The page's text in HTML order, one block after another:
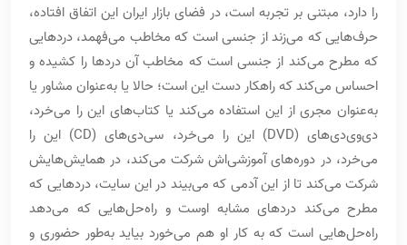
را دارد، مبتنی بر تجربه است، در فضای بازار ایران این اتفاق افتاده،
حرف‌هایی که می‌زند از جنسی است که مخاطب می‌فهمد، دردهایی
که مطرح می‌کند از جنسی است که مخاطب آن دردها را کشیده و
احساس می‌کند که راهکار دست این است؛ حالا یا به‌عنوان مشاور یا
به‌عنوان مجری از این استفاده می‌کند یا کتاب‌های این را می‌خرد،
دی‌وی‌دی‌های (DVD) این را می‌خرد، سی‌دی‌های (CD)‌ این را
می‌خرد، در دوره‌های آموزشی‌اش شرکت می‌کند، در همایش‌هایش
شرکت می‌کند تا از این آدمی که می‌بیند در این سایت، دردهایی که
مطرح می‌کند دردهای مشابه اوست و راه‌حل‌هایی که می‌دهد
راه‌حل‌هایی است که به کار او هم می‌خورد بیاید به‌طور حضوری و